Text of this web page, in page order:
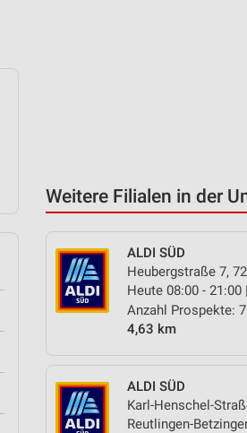
Weitere Filialen in der
ALDI SÜD
Heubergstraße 7,
Heute 08:00 - 21:00 |
Anzahl Prospekte: 7
4,63 km
ALDI SÜD
Karl-Henschel-
Reutlingen-